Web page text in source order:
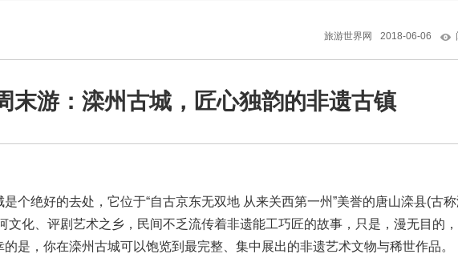
旅游世界网 2018-06-06
末游：滦州古城，匠心独韵的非遗古镇
绝好的去处，它位于“自古京东无双地 从来关西第一州”美誉的唐山滦县(古
文化、评剧艺术之乡，民间不乏流传着非遗能工巧匠的故事，只是，漫无目的
是，你在滦州古城可以饱览到最完整、集中展出的非遗艺术文物与稀世作品。